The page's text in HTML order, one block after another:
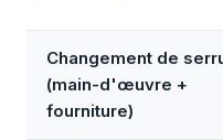
Changement de
(main-d'œuvre +
fourniture)